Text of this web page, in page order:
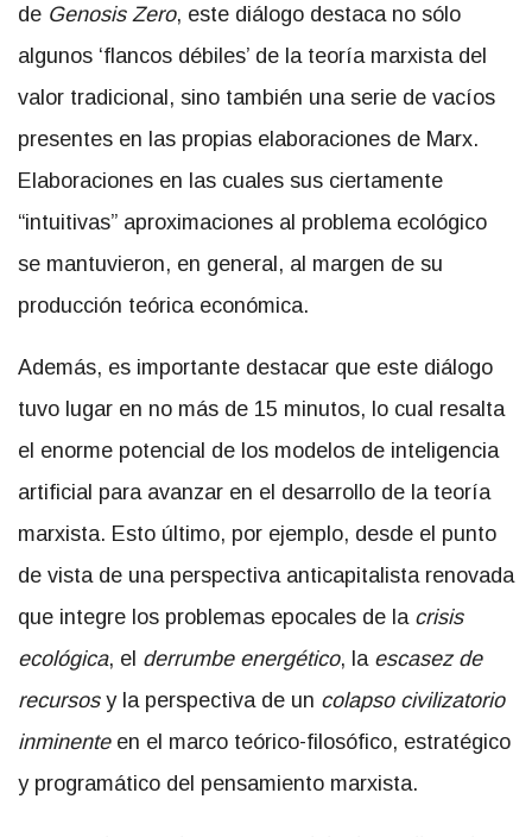
de Genosis Zero, este diálogo destaca no sólo
algunos ‘flancos débiles’ de la teoría marxista del
valor tradicional, sino también una serie de vacíos
presentes en las propias elaboraciones de Marx.
Elaboraciones en las cuales sus ciertamente
“intuitivas” aproximaciones al problema ecológico
se mantuvieron, en general, al margen de su
producción teórica económica.
Además, es importante destacar que este diálogo
tuvo lugar en no más de 15 minutos, lo cual resalta
el enorme potencial de los modelos de inteligencia
artificial para avanzar en el desarrollo de la teoría
marxista. Esto último, por ejemplo, desde el punto
de vista de una perspectiva anticapitalista renovada
que integre los problemas epocales de la crisis
ecológica, el derrumbe energético, la escasez de
recursosy la perspectiva de un colapso civilizatorio
inminenteen el marco teórico-filosófico, estratégico
y programático del pensamiento marxista.